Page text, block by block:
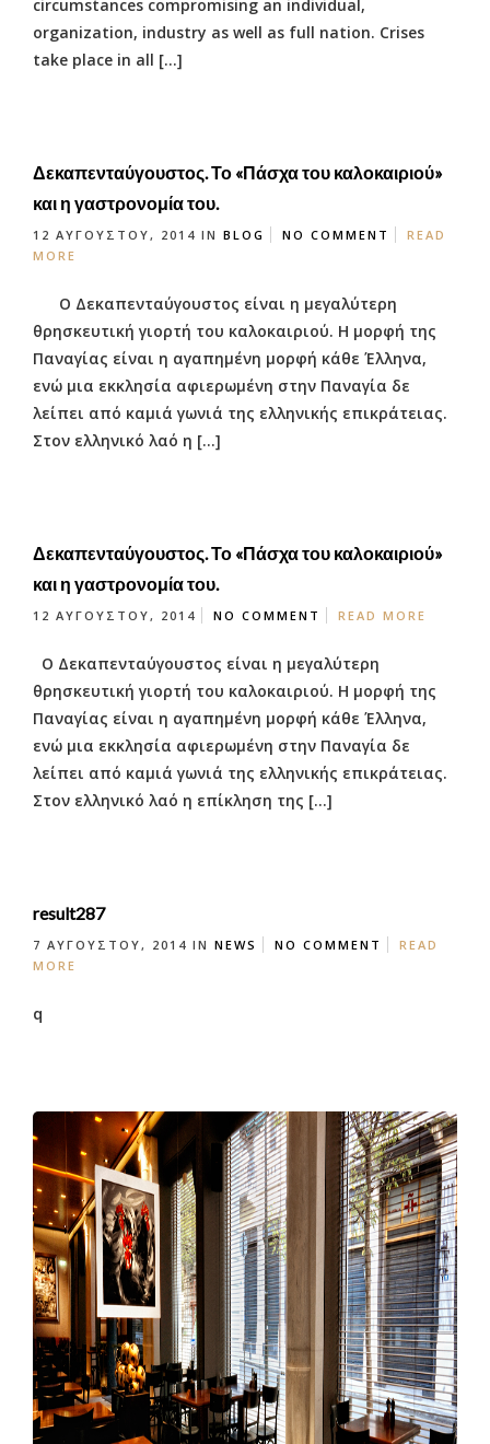
circumstances compromising an individual,
organization, industry as well as full nation. Crises
take place in all […]
Δεκαπενταύγουστος. Το «Πάσχα του καλοκαιριού»
και η γαστρονομία του.
12 ΑΥΓΟΎΣΤΟΥ, 2014 IN BLOG NO COMMENT
READ
MORE
Ο Δεκαπενταύγουστος είναι η μεγαλύτερη
θρησκευτική γιορτή του καλοκαιριού. Η μορφή της
Παναγίας είναι η αγαπημένη μορφή κάθε Έλληνα,
ενώ μια εκκλησία αφιερωμένη στην Παναγία δε
λείπει από καμιά γωνιά της ελληνικής επικράτειας.
Στον ελληνικό λαό η […]
Δεκαπενταύγουστος. Το «Πάσχα του καλοκαιριού»
και η γαστρονομία του.
12 ΑΥΓΟΎΣΤΟΥ, 2014 NO COMMENT READ MORE
Ο Δεκαπενταύγουστος είναι η μεγαλύτερη
θρησκευτική γιορτή του καλοκαιριού. Η μορφή της
Παναγίας είναι η αγαπημένη μορφή κάθε Έλληνα,
ενώ μια εκκλησία αφιερωμένη στην Παναγία δε
λείπει από καμιά γωνιά της ελληνικής επικράτειας.
Στον ελληνικό λαό η επίκληση της […]
result287
7 ΑΥΓΟΎΣΤΟΥ, 2014 IN NEWS NO COMMENT
READ
MORE
q